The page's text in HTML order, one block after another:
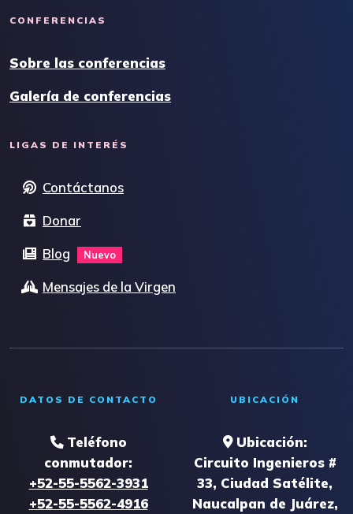
CONFERENCIAS
Sobre las conferencias
Galería de conferencias
LIGAS DE INTERÉS
Contáctanos
Donar
Blog
Nuevo
Mensajes de la Virgen
DATOS DE CONTACTO
Teléfono
conmutador:
+52-55-5562-3931
+52-55-5562-4916
UBICACIÓN
Ubicación:
Circuito Ingenieros #
33, Ciudad Satélite,
Naucalpan de Juárez,